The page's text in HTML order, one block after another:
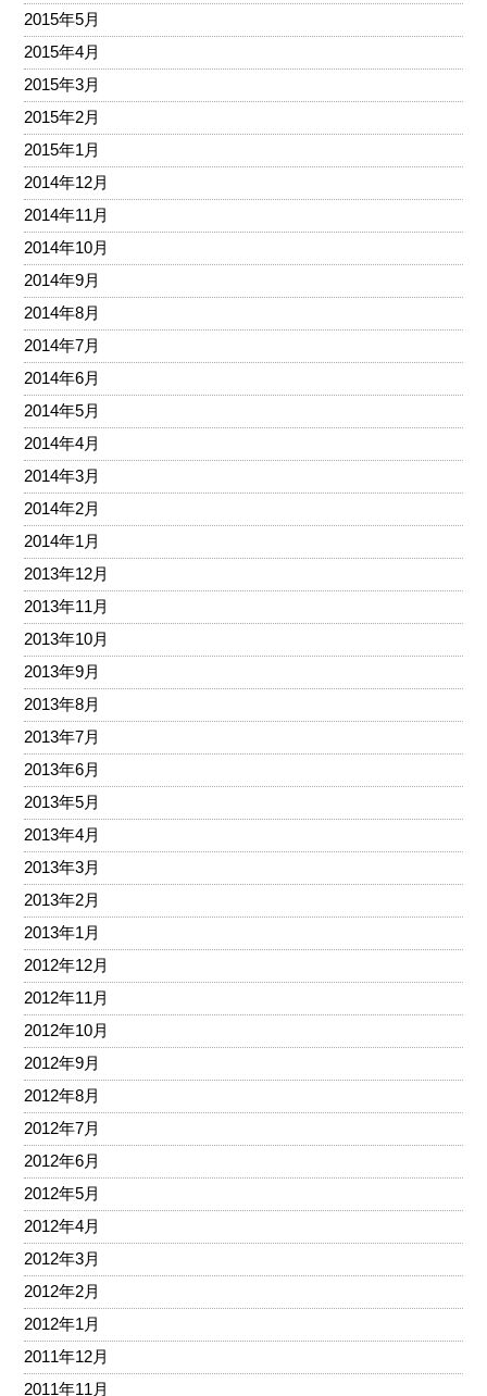
2015年5月
2015年4月
2015年3月
2015年2月
2015年1月
2014年12月
2014年11月
2014年10月
2014年9月
2014年8月
2014年7月
2014年6月
2014年5月
2014年4月
2014年3月
2014年2月
2014年1月
2013年12月
2013年11月
2013年10月
2013年9月
2013年8月
2013年7月
2013年6月
2013年5月
2013年4月
2013年3月
2013年2月
2013年1月
2012年12月
2012年11月
2012年10月
2012年9月
2012年8月
2012年7月
2012年6月
2012年5月
2012年4月
2012年3月
2012年2月
2012年1月
2011年12月
2011年11月